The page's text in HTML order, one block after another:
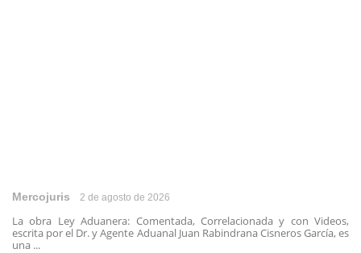
Mercojuris 2 de agosto de 2026
La obra Ley Aduanera: Comentada, Correlacionada y con Videos,
escrita por el Dr. y Agente Aduanal Juan Rabindrana Cisneros García, es
una ...